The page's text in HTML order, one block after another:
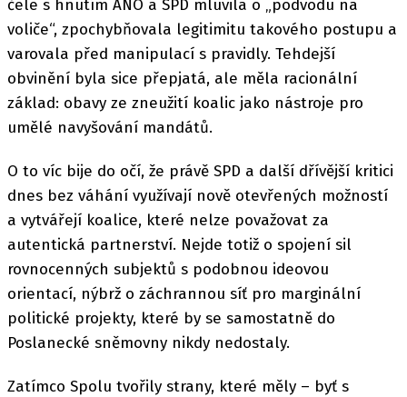
čele s hnutím ANO a SPD mluvila o „podvodu na
voliče“, zpochybňovala legitimitu takového postupu a
varovala před manipulací s pravidly. Tehdejší
obvinění byla sice přepjatá, ale měla racionální
základ: obavy ze zneužití koalic jako nástroje pro
umělé navyšování mandátů.
O to víc bije do očí, že právě SPD a další dřívější kritici
dnes bez váhání využívají nově otevřených možností
a vytvářejí koalice, které nelze považovat za
autentická partnerství. Nejde totiž o spojení sil
rovnocenných subjektů s podobnou ideovou
orientací, nýbrž o záchrannou síť pro marginální
politické projekty, které by se samostatně do
Poslanecké sněmovny nikdy nedostaly.
Zatímco Spolu tvořily strany, které měly – byť s